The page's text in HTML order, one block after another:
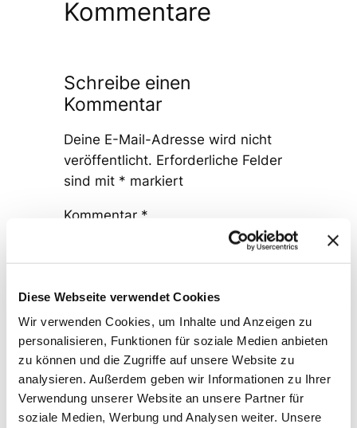
Diese Webseite verwendet Cookies
Wir verwenden Cookies, um Inhalte und Anzeigen zu
personalisieren, Funktionen für soziale Medien anbieten
zu können und die Zugriffe auf unsere Website zu
analysieren. Außerdem geben wir Informationen zu Ihrer
Verwendung unserer Website an unsere Partner für
soziale Medien, Werbung und Analysen weiter. Unsere
Kommentare
Schreibe einen
Kommentar
Deine E-Mail-Adresse wird nicht
veröffentlicht. Erforderliche Felder
sind mit * markiert
Kommentar *
Name*
E-Mail-Adresse*